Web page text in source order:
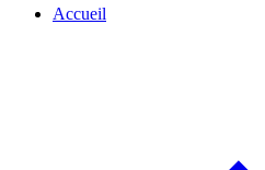
Accueil